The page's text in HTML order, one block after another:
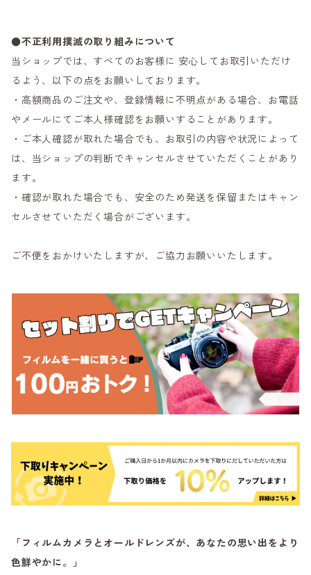
●不正利用撲滅の取り組みについて
当ショップでは、すべてのお客様に 安心してお取引いただけ
るよう、以下の点をお願いしております。
・高額商品のご注文や、登録情報に不明点がある場合、お電話
やメールにてご本人様確認をお願いすることがあります。
・ご本人確認が取れた場合でも、お取引の内容や状況によって
は、当ショップの判断でキャンセルさせていただくことがあり
ます。
・確認が取れた場合でも、安全のため発送を保留またはキャン
セルさせていただく場合がございます。
ご不便をおかけいたしますが、ご協力お願いいたします。
「フィルムカメラとオールドレンズが、あなたの思い出をより
色鮮やかに。」